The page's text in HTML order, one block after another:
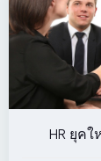
HR ยุค